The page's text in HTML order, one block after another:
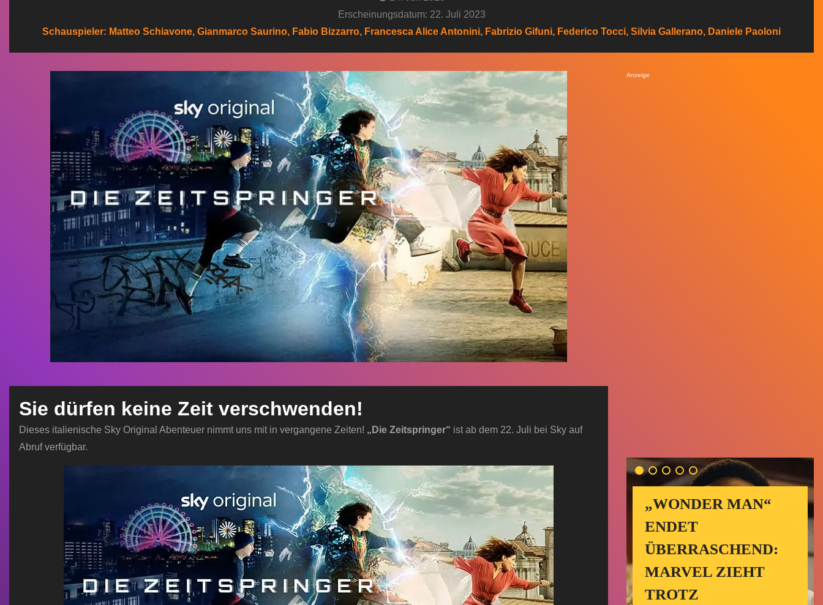
Erscheinungsdatum: 22. Juli 2023
Schauspieler: Matteo Schiavone, Gianmarco Saurino, Fabio Bizzarro, Francesca Alice Antonini, Fabrizio Gifuni, Federico Tocci, Silvia Gallerano, Daniele Paoloni
Sie dürfen keine Zeit verschwenden!
Dieses italienische Sky Original Abenteuer nimmt uns mit in vergangene Zeiten! „Die Zeitspringer“ ist ab dem 22. Juli bei Sky auf
Abruf verfügbar.
Anzeige
„WONDER MAN“
ENDET
ÜBERRASCHEND:
MARVEL ZIEHT
TROTZ